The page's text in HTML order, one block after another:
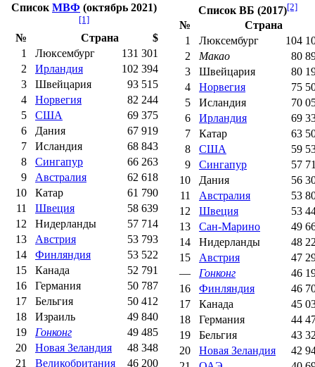
Список МВФ (октябрь 2021)
[1]
№ Страна
$
1
Люксембург
131 301
2
Ирландия
102 394
3
Швейцария
93 515
4
Норвегия
82 244
5
США
69 375
6
Дания
67 919
7
Исландия
68 843
8
Сингапур
66 263
9
Австралия
62 618
10
Катар
61 790
11
Швеция
58 639
12
Нидерланды
57 714
13
Австрия
53 793
14
Финляндия
53 522
15
Канада
52 791
16
Германия
50 787
17
Бельгия
50 412
18
Израиль
49 840
19
Гонконг
49 485
20
Новая Зеландия
48 348
21
Великобритания
46 200
Список ВБ (2017)[2]
№
Страна
1
Люксембург
104
2
Макао
80
3
Швейцария
80
4
Норвегия
75
5
Исландия
70
6
Ирландия
69
7
Катар
63
8
США
59
9
Сингапур
57
10
Дания
56
11
Австралия
53
12
Швеция
53
13
Сан-Марино
49
14
Нидерланды
48
15
Австрия
47
—
Гонконг
46
16
Финляндия
46
17
Канада
45
18
Германия
44
19
Бельгия
43
20
Новая Зеландия
42